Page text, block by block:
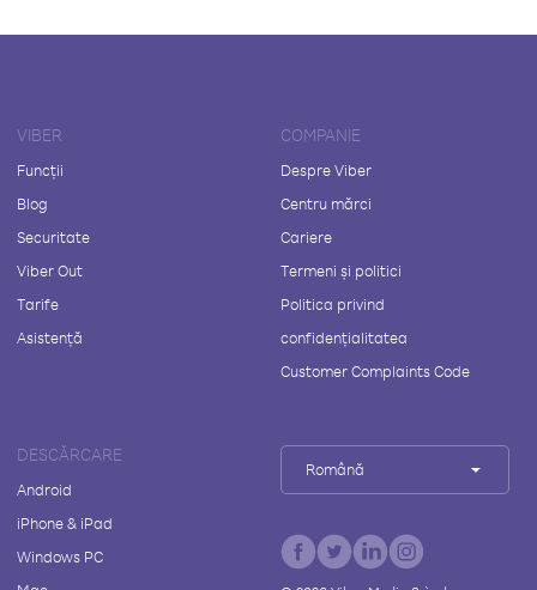
VIBER
Funcții
Blog
Securitate
Viber Out
Tarife
Asistență
COMPANIE
Despre Viber
Centru mărci
Cariere
Termeni și politici
Politica privind
confidențialitatea
Customer Complaints Code
DESCĂRCARE
Android
iPhone & iPad
Windows PC
Română